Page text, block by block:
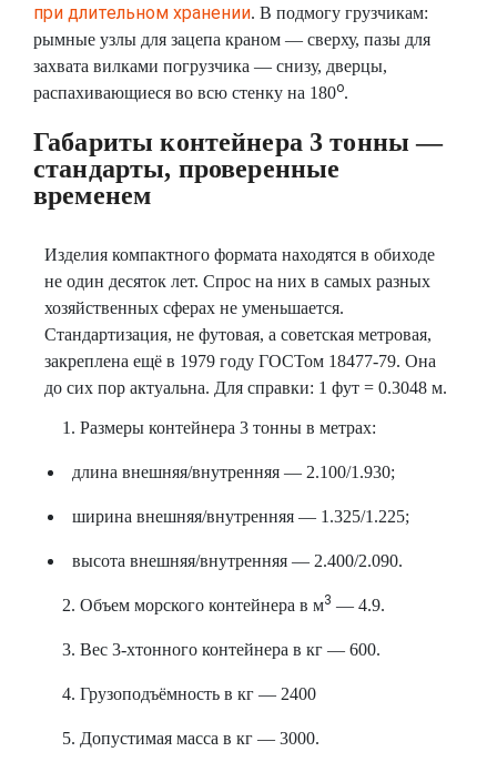
при длительном хранении. В подмогу грузчикам:
рымные узлы для зацепа краном — сверху, пазы для
захвата вилками погрузчика — снизу, дверцы,
распахивающиеся во всю стенку на 180о.
Габариты контейнера 3 тонны —
стандарты, проверенные
временем
Изделия компактного формата находятся в обиходе
не один десяток лет. Спрос на них в самых разных
хозяйственных сферах не уменьшается.
Стандартизация, не футовая, а советская метровая,
закреплена ещё в 1979 году ГОСТом 18477-79. Она
до сих пор актуальна. Для справки: 1 фут = 0.3048 м.
Размеры контейнера 3 тонны в метрах:
длина внешняя/внутренняя — 2.100/1.930;
ширина внешняя/внутренняя — 1.325/1.225;
высота внешняя/внутренняя — 2.400/2.090.
Объем морского контейнера в м3 — 4.9.
Вес 3-хтонного контейнера в кг — 600.
Грузоподъёмность в кг — 2400
Допустимая масса в кг — 3000.